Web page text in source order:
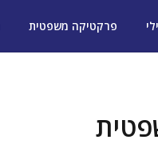
פרקטיקה משפטית